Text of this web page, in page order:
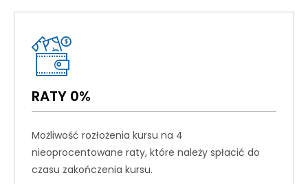
RATY 0%
Możliwość rozłożenia kursu na 4
nieoprocentowane raty, które należy spłacić do
czasu zakończenia kursu.